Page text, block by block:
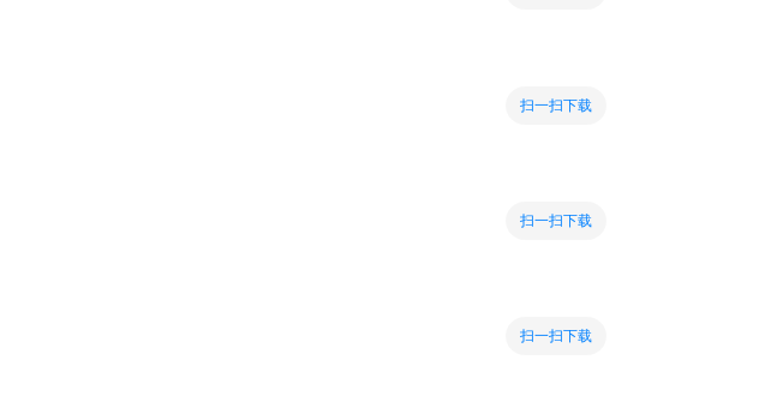
扫一扫下载
扫一扫下载
扫一扫下载